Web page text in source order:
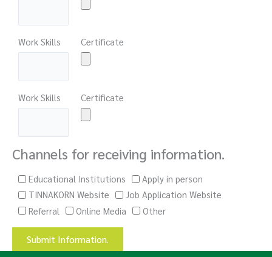
Work Skills Certificate
Work Skills Certificate
Channels for receiving information.
Educational Institutions
Apply in person
TINNAKORN Website
Job Application Website
Referral
Online Media Other
Submit Information.